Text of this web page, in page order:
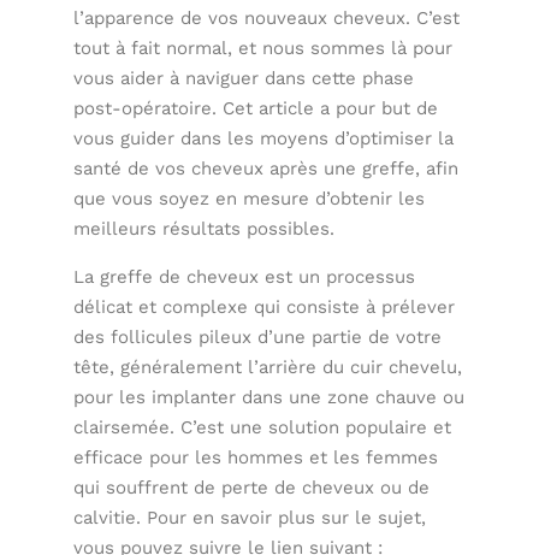
l’apparence de vos nouveaux cheveux. C’est
tout à fait normal, et nous sommes là pour
vous aider à naviguer dans cette phase
post-opératoire. Cet article a pour but de
vous guider dans les moyens d’optimiser la
santé de vos cheveux après une greffe, afin
que vous soyez en mesure d’obtenir les
meilleurs résultats possibles.
La greffe de cheveux est un processus
délicat et complexe qui consiste à prélever
des follicules pileux d’une partie de votre
tête, généralement l’arrière du cuir chevelu,
pour les implanter dans une zone chauve ou
clairsemée. C’est une solution populaire et
efficace pour les hommes et les femmes
qui souffrent de perte de cheveux ou de
calvitie. Pour en savoir plus sur le sujet,
vous pouvez suivre le lien suivant :